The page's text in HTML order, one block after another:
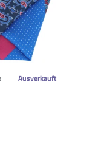
Ausverkauft